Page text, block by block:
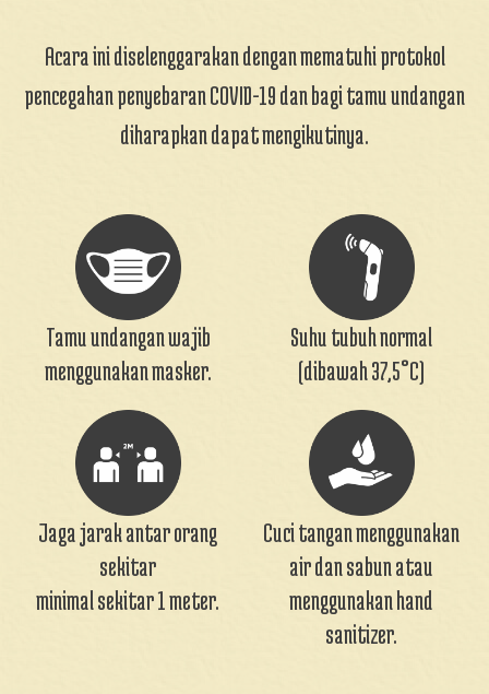
Acara ini diselenggarakan dengan mematuhi protokol
pencegahan penyebaran COVID-19 dan bagi tamu undangan
diharapkan dapat mengikutinya.
Tamu undangan wajib
menggunakan masker.
Jaga jarak antar orang
sekitar
minimal sekitar 1 meter.
Suhu tubuh normal
(dibawah 37,5°C)
Cuci tangan menggunakan
air dan sabun atau
menggunakan hand
sanitizer.